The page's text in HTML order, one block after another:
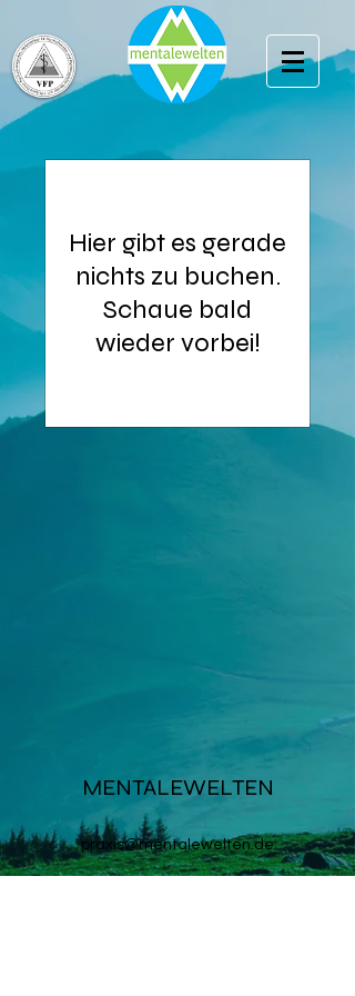
Hier gibt es gerade
nichts zu buchen.
Schaue bald
wieder vorbei!
MENTALEWELTEN
praxis@mentalewelten.de